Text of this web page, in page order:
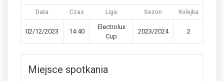
Data Czas Liga Sezon Kolejka
02/12/2023 14:40
Electrolux
Cup
2023/2024 2
Miejsce spotkania